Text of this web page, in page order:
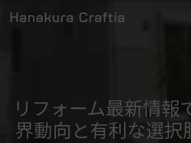
リフォーム最新情報
界動向と有利な選択